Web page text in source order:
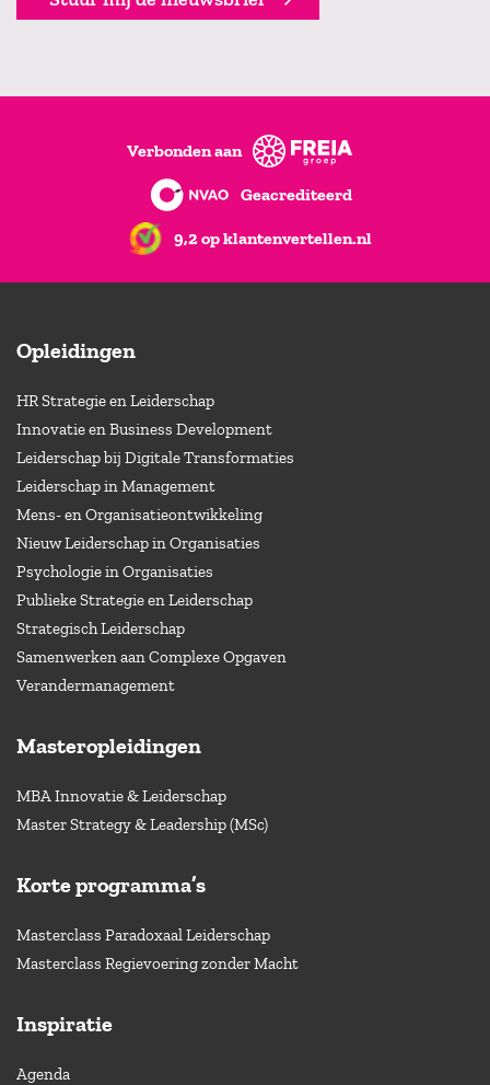
Verbonden aan
Geacrediteerd
9,2 op klantenvertellen.nl
Opleidingen
HR Strategie en Leiderschap
Innovatie en Business Development
Leiderschap bij Digitale Transformaties
Leiderschap in Management
Mens- en Organisatieontwikkeling
Nieuw Leiderschap in Organisaties
Psychologie in Organisaties
Publieke Strategie en Leiderschap
Strategisch Leiderschap
Samenwerken aan Complexe Opgaven
Verandermanagement
Masteropleidingen
MBA Innovatie & Leiderschap
Master Strategy & Leadership (MSc)
Korte programma’s
Masterclass Paradoxaal Leiderschap
Masterclass Regievoering zonder Macht
Inspiratie
Agenda